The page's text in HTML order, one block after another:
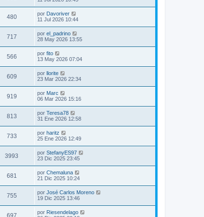
480 por Davoriver
11 Jul 2026 10:44
717 por el_padrino
28 May 2026 13:55
566 por fito
13 May 2026 07:04
609 por llorite
23 Mar 2026 22:34
919 por Marc
06 Mar 2026 15:16
813 por Teresa78
31 Ene 2026 12:58
733 por haritz
25 Ene 2026 12:49
3993 por StefanyES97
23 Dic 2025 23:45
681 por Chemaluna
21 Dic 2025 10:24
755 por José Carlos Moreno
19 Dic 2025 13:46
697 por Riesendelago